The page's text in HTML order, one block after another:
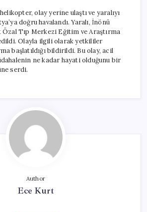
olay yerine ulaştı ve yaralıyı
doğru havalandı. Yaralı, İnönü
Tıp Merkezi Eğitim ve Araştırma
Olayla ilgili olarak yetkililer
başlatıldığı bildirildi. Bu olay, acil
ne kadar hayati olduğunu bir
serdi.
Author
Ece Kurt